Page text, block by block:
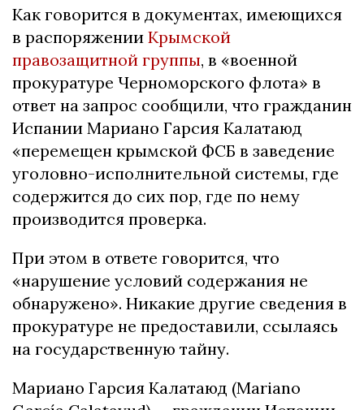
Как говорится в документах, имеющихся
в распоряжении Крымской
правозащитной группы, в «военной
прокуратуре Черноморского флота» в
ответ на запрос сообщили, что гражданин
Испании Мариано Гарсия Калатаюд
«перемещен крымской ФСБ в заведение
уголовно-исполнительной системы, где
содержится до сих пор, где по нему
производится проверка.
При этом в ответе говорится, что
«нарушение условий содержания не
обнаружено». Никакие другие сведения в
прокуратуре не предоставили, ссылаясь
на государственную тайну.
Мариано Гарсия Калатаюд (Mariano